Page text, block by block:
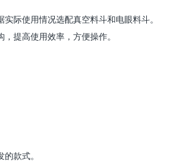
际使用情况选配真空料斗和电眼料斗。
提高使用效率，方便操作。
款式。